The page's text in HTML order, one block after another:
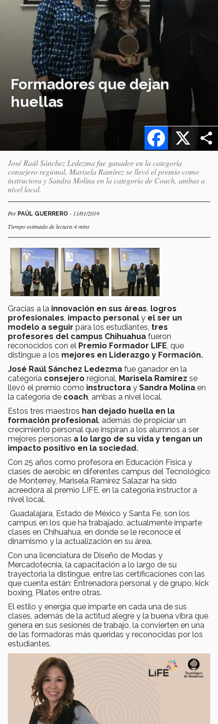
Formadores que dejan
huellas
X
Facebook
José Raúl Sánchez Ledezma fue ganador en la categoría
consejero regional, Marisela Ramírez se llevó el premio como
instructora y Sandra Molina en la categoría de Coach, ambas a
nivel local.
Por PAÚL GUERRERO - 11/01/2019
Tiempo estimado de lectura:4 mins
Gracias a la innovación en sus áreas logros
profesionales impacto personal y el ser un
modelo a seguir para los estudiantes, tres
profesores del campus Chihuahua fueron
reconocidos con el Premio Formador LIFE , que
distingue a los mejores en Liderazgo y Formación.
José Raúl Sánchez Ledezma fue ganador en la
categoría consejero regional, Marisela Ramírez se
llevó el premio como instructora y Sandra Molina en
la categoría de coach , ambas a nivel local.
Estos tres maestros han dejado huella en la
formación profesional , además de propiciar un
crecimiento personal que inspiran a los alumnos a ser
mejores personas a lo largo de su vida y tengan un
impacto positivo en la sociedad.
Con 25 años como profesora en Educación Física y
clases de aerobic en diferentes campus del Tecnológico
de Monterrey, Marisela Ramírez Salazar ha sido
acreedora al premio LIFE, en la categoría instructor a
nivel local.
Guadalajara, Estado de México y Santa Fe, son los
campus en los que ha trabajado, actualmente imparte
clases en Chihuahua, en donde se le reconoce el
dinamismo y la actualización en su área.
Con una licenciatura de Diseño de Modas y
Mercadotecnia, la capacitación a lo largo de su
trayectoria la distingue, entre las certificaciones con las
que cuenta están: Entrenadora personal y de grupo, kick
boxing, Pilates entre otras.
El estilo y energía que imparte en cada una de sus
clases, además de la actitud alegre y la buena vibra que
genera en sus sesiones de trabajo, la convierten en una
de las formadoras más queridas y reconocidas por los
estudiantes.